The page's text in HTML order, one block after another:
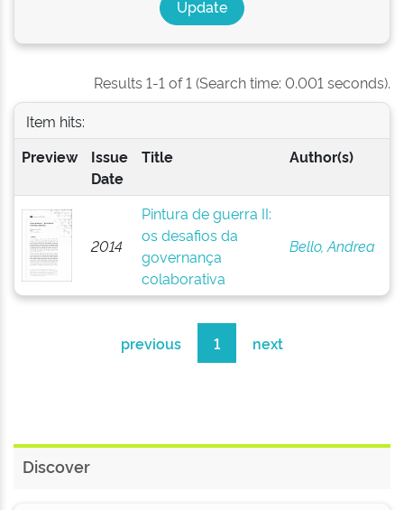
Results 1-1 of 1 (Search time: 0.001 seconds).
Item hits:
Preview
Issue
Date
Title Author(s)
2014
Pintura de guerra II:
os desafios da
governança
colaborativa
Bello, Andrea
previous 1 next
Discover